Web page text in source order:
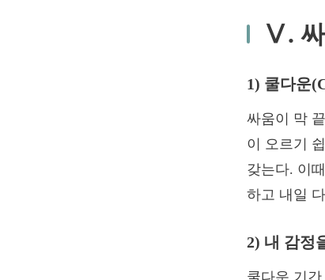
Ⅴ.
1) 쿨다운
싸움이 막
이 오르기
갖는다. 이
하고 내일
2) 내 감정
쿨다운 기